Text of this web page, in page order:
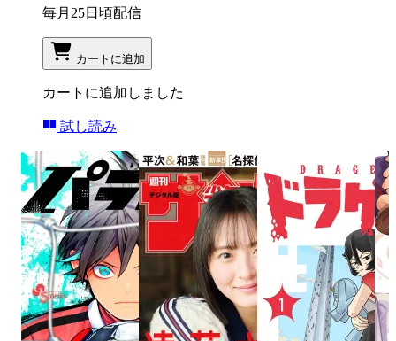
毎月25日頃配信
カートに追加
カートに追加しました
試し読み